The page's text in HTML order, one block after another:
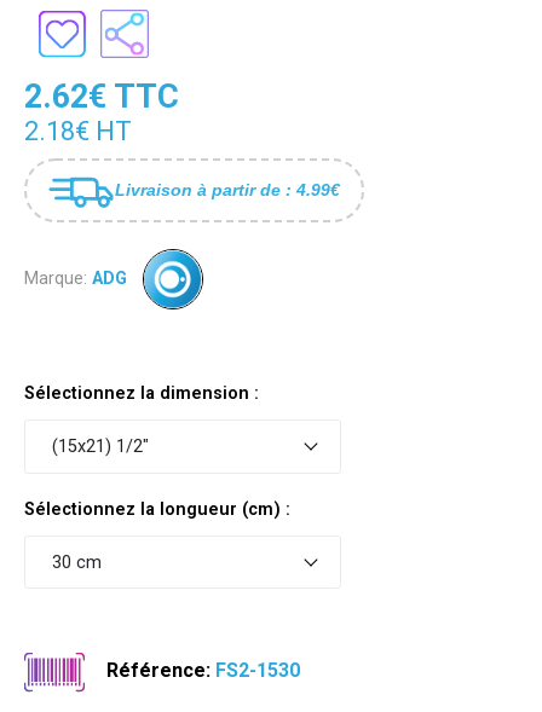
2.62€ TTC
2.18€ HT
Livraison à partir de : 4.99€
Marque: ADG
Sélectionnez la dimension :
(15x21) 1/2"
Sélectionnez la longueur (cm) :
30 cm
Référence: FS2-1530